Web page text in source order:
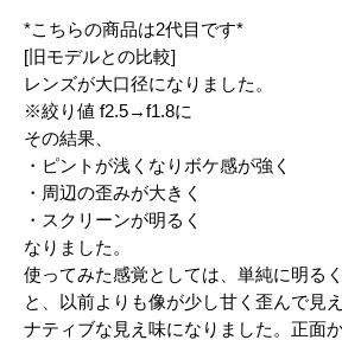
*こちらの商品は2代目です*
[旧モデルとの比較]
レンズが大口径になりました。
※絞り値 f2.5→f1.8に
その結果、
・ピントが浅くなりボケ感が強く
・周辺の歪みが大きく
・スクリーンが明るく
なりました。
使ってみた感覚としては、単純に明る
と、以前よりも像が少し甘く歪んで見
ナティブな見え味になりました。正面